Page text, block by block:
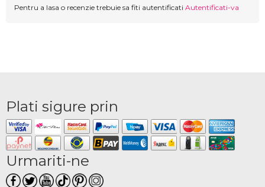
Pentru a lasa o recenzie trebuie sa fiti autentificati Autentificati-va
Plati sigure prin
Urmariti-ne